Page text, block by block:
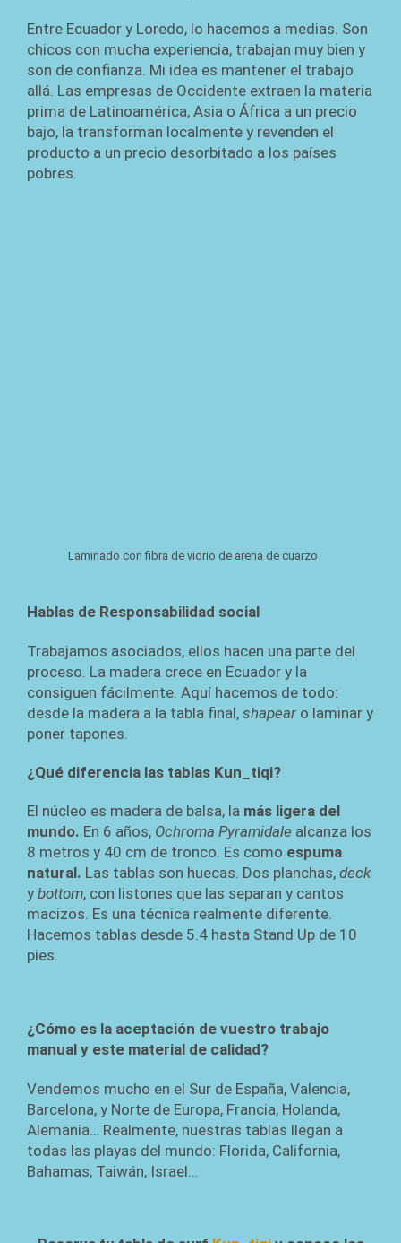
Entre Ecuador y Loredo, lo hacemos a medias. Son
chicos con mucha experiencia, trabajan muy bien y
son de confianza. Mi idea es mantener el trabajo
allá. Las empresas de Occidente extraen la materia
prima de Latinoamérica, Asia o África a un precio
bajo, la transforman localmente y revenden el
producto a un precio desorbitado a los países
pobres.
Laminado con fibra de vidrio de arena de cuarzo
Hablas de Responsabilidad social
Trabajamos asociados, ellos hacen una parte del
proceso. La madera crece en Ecuador y la
consiguen fácilmente. Aquí hacemos de todo:
desde la madera a la tabla final, shapear o laminar y
poner tapones.
¿Qué diferencia las tablas Kun_tiqi?
El núcleo es madera de balsa, la más ligera del
mundo. En 6 años, Ochroma Pyramidale alcanza los
8 metros y 40 cm de tronco. Es como espuma
natural. Las tablas son huecas. Dos planchas, deck
y bottom, con listones que las separan y cantos
macizos. Es una técnica realmente diferente.
Hacemos tablas desde 5.4 hasta Stand Up de 10
pies.
¿Cómo es la aceptación de vuestro trabajo
manual y este material de calidad?
Vendemos mucho en el Sur de España, Valencia,
Barcelona, y Norte de Europa, Francia, Holanda,
Alemania… Realmente, nuestras tablas llegan a
todas las playas del mundo: Florida, California,
Bahamas, Taiwán, Israel…